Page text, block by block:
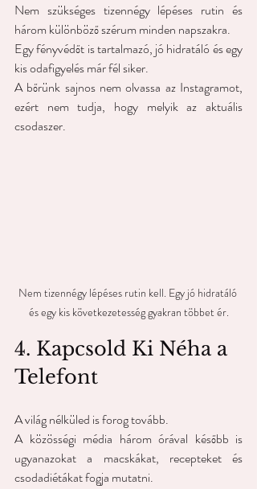
Nem szükséges tizennégy lépéses rutin és
három különböző szérum minden napszakra.
Egy fényvédőt is tartalmazó, jó hidratáló és egy
kis odafigyelés már fél siker.
A bőrünk sajnos nem olvassa az Instagramot,
ezért nem tudja, hogy melyik az aktuális
csodaszer.
Nem tizennégy lépéses rutin kell. Egy jó hidratáló
és egy kis következetesség gyakran többet ér.
4. Kapcsold Ki Néha a
Telefont
A világ nélküled is forog tovább.
A közösségi média három órával később is
ugyanazokat a macskákat, recepteket és
csodadiétákat fogja mutatni.